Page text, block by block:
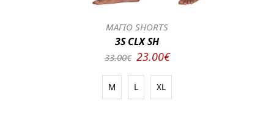
ΜΑΓΙΟ SHORTS
3S CLX SH
33.00€ 23.00€
M L XL